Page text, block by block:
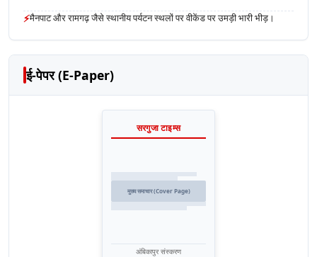
⚡मैनपाट और रामगढ़ जैसे स्थानीय पर्यटन स्थलों पर वीकेंड पर उमड़ी भारी भीड़।
ई-पेपर (E-Paper)
सरगुजा टाइम्स
मुख्य समाचार (Cover Page)
अंबिकापुर संस्करण